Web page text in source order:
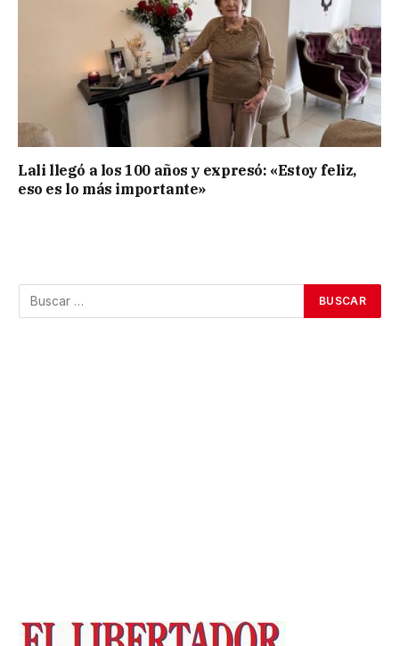
Lali llegó a los 100 años y expresó: «Estoy feliz,
eso es lo más importante»